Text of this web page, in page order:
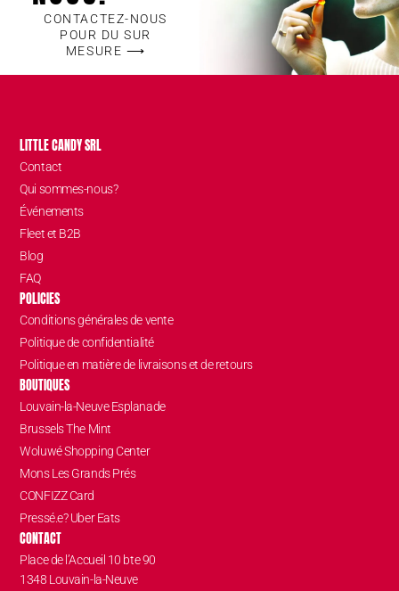
CONTACTEZ-NOUS
POUR DU SUR
MESURE ⟶
LITTLE CANDY SRL
Contact
Qui sommes-nous?
Événements
Fleet et B2B
Blog
FAQ
POLICIES
Conditions générales de vente
Politique de confidentialité
Politique en matière de livraisons et de retours
BOUTIQUES
Louvain-la-Neuve Esplanade
Brussels The Mint
Woluwé Shopping Center
Mons Les Grands Prés
CONFIZZ Card
Pressé.e? Uber Eats
CONTACT
Place de l’Accueil 10 bte 90
1348 Louvain-la-Neuve